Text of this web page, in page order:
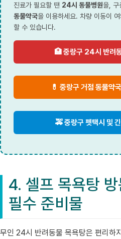
진료가 필요할 땐 24시 동물병원을, 구
동물약국을 이용하세요. 차량 이동이
할 수 있습니다.
🏥 중랑구 24시 반려
💊 중랑구 거점 동물약
🚕 중랑구 펫택시 및
4. 셀프 목욕탕
필수 준비물
무인 24시 반려동물 목욕탕은 편리하